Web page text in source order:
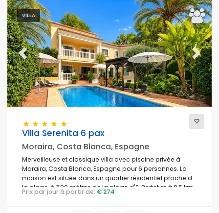
VILLA
Previous Next
Villa Serenita 6 pax
Moraira, Costa Blanca, Espagne
Merveilleuse et classique villa avec piscine privée à
Moraira, Costa Blanca, Espagne pour 6 personnes. La
maison est située dans un quartier résidentiel proche de
la plage, à 500 mètres de la plage d'El Portet et à 0,5 km
de la mer Méditerranée.
Prix par jour à partir de: € 274